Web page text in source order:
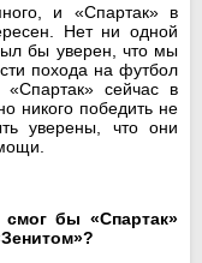
и «Спартак» в
Нет ни одной
бы уверен, что мы
похода на футбол
«Спартак» сейчас в
никого победить не
уверены, что они
бы «Спартак»